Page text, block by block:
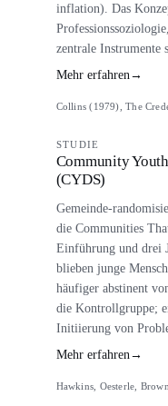
inflation). Das
zentrale Instrumente
Mehr erfahren →
Collins (1979), The
STUDIE
Community
(CYDS)
Gemeinde-
die Communities
Einführung und drei
blieben junge
häufiger abstinent
die Kontrollgruppe;
Initiierung von
Mehr erfahren →
Hawkins, Oesterle,